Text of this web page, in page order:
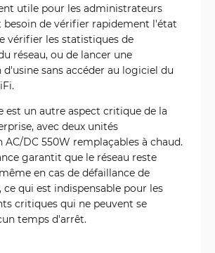
utile pour les administrateurs
besoin de vérifier rapidement l'état
vérifier les statistiques de
réseau, ou de lancer une
sans accéder au logiciel du
est un autre aspect critique de la
avec deux unités
DC 550W remplaçables à chaud.
garantit que le réseau reste
en cas de défaillance de
qui est indispensable pour les
critiques qui ne peuvent se
temps d'arrêt.